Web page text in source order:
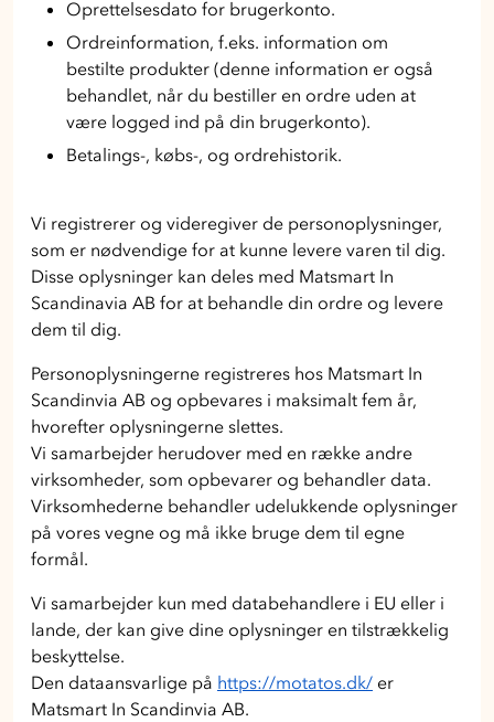
Oprettelsesdato for brugerkonto.
Ordreinformation, f.eks. information om
bestilte produkter (denne information er også
behandlet, når du bestiller en ordre uden at
være logged ind på din brugerkonto).
Betalings-, købs-, og ordrehistorik.
Vi registrerer og videregiver de personoplysninger,
som er nødvendige for at kunne levere varen til dig.
Disse oplysninger kan deles med Matsmart In
Scandinavia AB for at behandle din ordre og levere
dem til dig.
Personoplysningerne registreres hos Matsmart In
Scandinvia AB og opbevares i maksimalt fem år,
hvorefter oplysningerne slettes.
Vi samarbejder herudover med en række andre
virksomheder, som opbevarer og behandler data.
Virksomhederne behandler udelukkende oplysninger
på vores vegne og må ikke bruge dem til egne
formål.
Vi samarbejder kun med databehandlere i EU eller i
lande, der kan give dine oplysninger en tilstrækkelig
beskyttelse.
Den dataansvarlige på https://motatos.dk/ er
Matsmart In Scandinvia AB.